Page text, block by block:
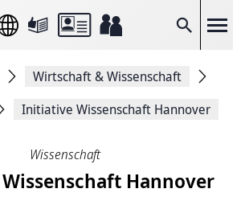
Suche
Wirtschaft & Wissenschaft
Initiative Wissenschaft Hannover
Wissenschaft
Hannover